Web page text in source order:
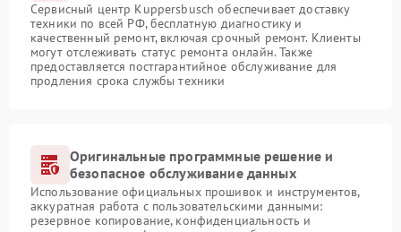
Сервисный центр Kuppersbusch обеспечивает доставку
техники по всей РФ, бесплатную диагностику и
качественный ремонт, включая срочный ремонт. Клиенты
могут отслеживать статус ремонта онлайн. Также
предоставляется постгарантийное обслуживание для
продления срока службы техники
Оригинальные программные решение и
безопасное обслуживание данных
Использование официальных прошивок и инструментов,
аккуратная работа с пользовательскими данными:
резервное копирование, конфиденциальность и